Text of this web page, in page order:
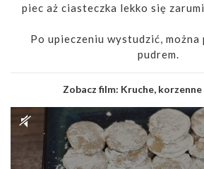
piec aż ciasteczka lekko się
Po upieczeniu wystudzić, można
pudrem.
Zobacz film: Kruche,